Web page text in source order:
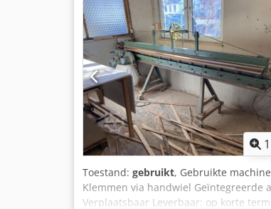
messen - Voorste oplegtafel
Schuifaanleg van voren met behulp
een drukrol en twee externe
aanslagschijf - Afmetingen 4780 x
Opslaglocatie: 63934 Röllbach
1
Toestand: gebruikt, Gebruikte
Klemmen via handwiel Geïntegreerde
Verplaatsbaar Leverbaar: op korte